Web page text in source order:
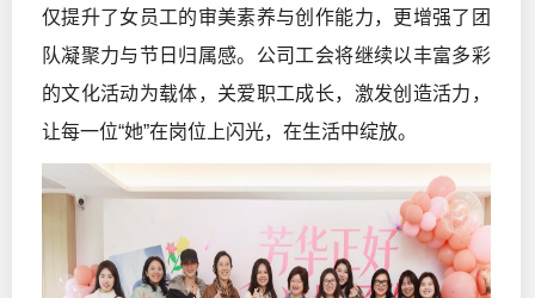
仅提升了女员工的审美素养与创作能力，更增强了团
队凝聚力与节日归属感。公司工会将继续以丰富多彩
的文化活动为载体，关爱职工成长，激发创造活力，
让每一位“她”在岗位上闪光，在生活中绽放。